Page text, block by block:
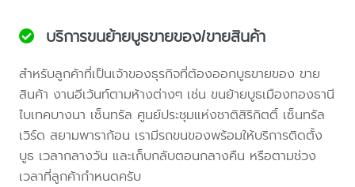
บริการขนย้ายบูธขายของ/ขายสินค้า
สำหรับลูกค้าที่เป็นเจ้าของธุรกิจที่ต้องออกบูธขายของ ขาย
สินค้า งานอีเว้นท์ตามห้างต่างๆ เช่น ขนย้ายบูธเมืองทองธานี
ไบเทคบางนา เซ็นทรัล ศูนย์ประชุมแห่งชาติสิริกิตติ์ เซ็นทรัล
เวิร์ด สยามพาราก้อน เรามีรถขนของพร้อมให้บริการติดตั้ง
บูธ เวลากลางวัน และเก็บกลับตอนกลางคืน หรือตามช่วง
เวลาที่ลูกค้ากำหนดครับ